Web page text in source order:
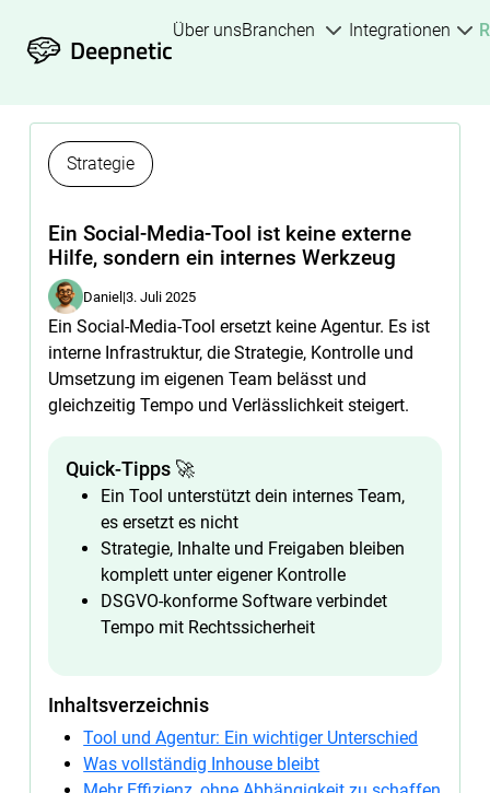
Deepnetic
Über unsBranchen Integrationen
Strategie
Ein Social-Media-Tool ist keine externe
Hilfe, sondern ein internes Werkzeug
Daniel|3. Juli 2025
Ein Social-Media-Tool ersetzt keine Agentur. Es ist
interne Infrastruktur, die Strategie, Kontrolle und
Umsetzung im eigenen Team belässt und
gleichzeitig Tempo und Verlässlichkeit steigert.
Quick-Tipps 🚀
Ein Tool unterstützt dein internes Team,
es ersetzt es nicht
Strategie, Inhalte und Freigaben bleiben
komplett unter eigener Kontrolle
DSGVO-konforme Software verbindet
Tempo mit Rechtssicherheit
Inhaltsverzeichnis
Tool und Agentur: Ein wichtiger Unterschied
Was vollständig Inhouse bleibt